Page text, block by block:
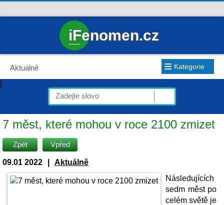
iFenomen.cz
Aktuálně ≡ Kategorie
|
7 měst, které mohou v roce 2100 zmizet
Zpět Vpřed
09.01 2022
Aktuálně
Následujících
sedm měst po
celém světě je